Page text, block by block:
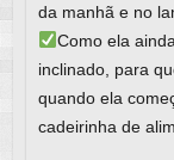
da manhã e no
Como ela
inclinado, para
quando ela
cadeirinha de